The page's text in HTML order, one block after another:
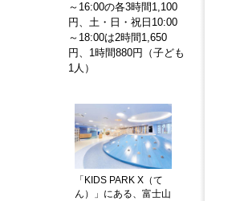
～16:00の各3時間1,100
円、土・日・祝日10:00
～18:00は2時間1,650
円、1時間880円（子ども
1人）
「KIDS PARK X（て
ん）」にある、富士山